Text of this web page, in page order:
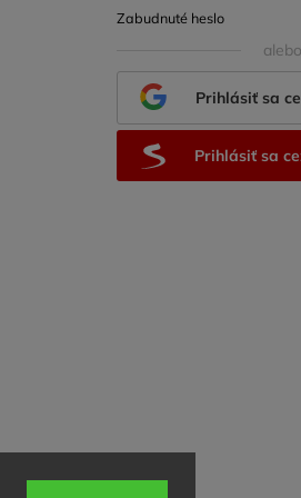
Zabudnuté heslo
alebo
Prihlásiť sa
Prihlásiť sa